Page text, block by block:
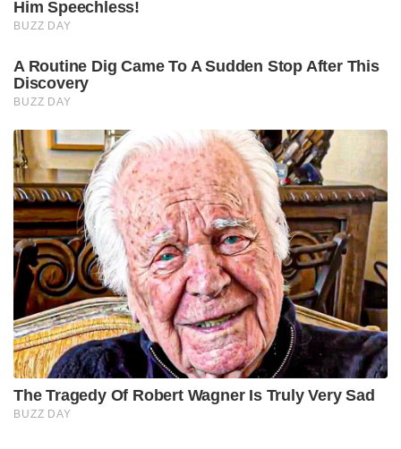
Him Speechless!
BUZZ DAY
A Routine Dig Came To A Sudden Stop After This
Discovery
BUZZ DAY
The Tragedy Of Robert Wagner Is Truly Very Sad
BUZZ DAY